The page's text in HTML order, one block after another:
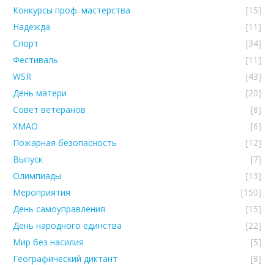
Конкурсы проф. мастерства
[15]
Надежда
[11]
Спорт
[34]
Фестиваль
[11]
WSR
[43]
День матери
[20]
Совет ветеранов
[8]
ХМАО
[6]
Пожарная безопасность
[12]
Выпуск
[7]
Олимпиады
[13]
Мероприятия
[150]
День самоуправления
[15]
День народного единства
[22]
Мир без насилия
[5]
Географический диктант
[8]